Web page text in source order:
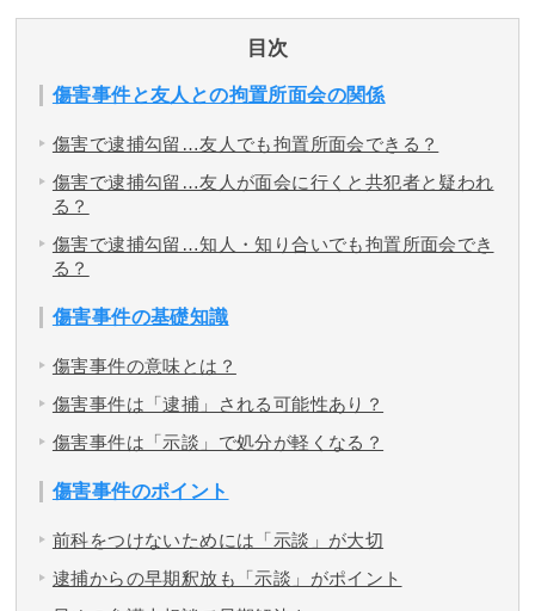
ご依頼者からのお手紙
目次
傷害事件と友人との拘置所面会の関係
傷害で逮捕勾留…友人でも拘置所面会できる？
傷害で逮捕勾留…友人が面会に行くと共犯者と疑われ
る？
傷害で逮捕勾留…知人・知り合いでも拘置所面会でき
る？
傷害事件の基礎知識
傷害事件の意味とは？
傷害事件は「逮捕」される可能性あり？
傷害事件は「示談」で処分が軽くなる？
傷害事件のポイント
前科をつけないためには「示談」が大切
逮捕からの早期釈放も「示談」がポイント